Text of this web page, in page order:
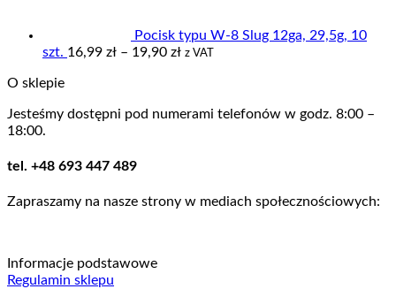
Pocisk typu W-8 Slug 12ga, 29,5g, 10
szt. 16,99 zł – 19,90 złZakres
do
z VAT
O sklepie
Jesteśmy dostępni pod numerami telefonów w godz. 8:00 –
18:00.
tel. +48 693 447 489
Zapraszamy na nasze strony w mediach społecznościowych:
Informacje podstawowe
Regulamin sklepu